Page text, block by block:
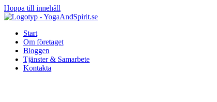
Hoppa till innehåll
Start
Om företaget
Bloggen
Tjänster & Samarbete
Kontakta